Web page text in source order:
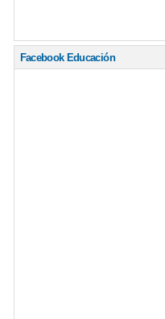
Facebook Educación